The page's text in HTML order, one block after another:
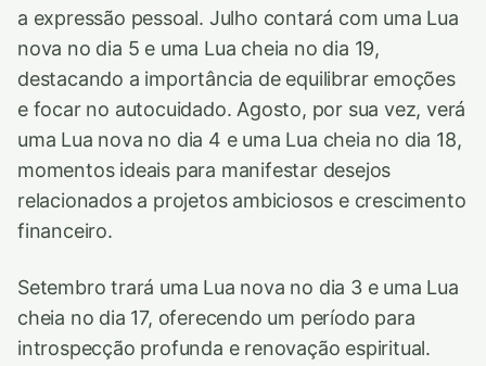
a expressão pessoal. Julho contará com uma Lua
nova no dia 5 e uma Lua cheia no dia 19,
destacando a importância de equilibrar emoções
e focar no autocuidado. Agosto, por sua vez, verá
uma Lua nova no dia 4 e uma Lua cheia no dia 18,
momentos ideais para manifestar desejos
relacionados a projetos ambiciosos e crescimento
financeiro.
Setembro trará uma Lua nova no dia 3 e uma Lua
cheia no dia 17, oferecendo um período para
introspecção profunda e renovação espiritual.